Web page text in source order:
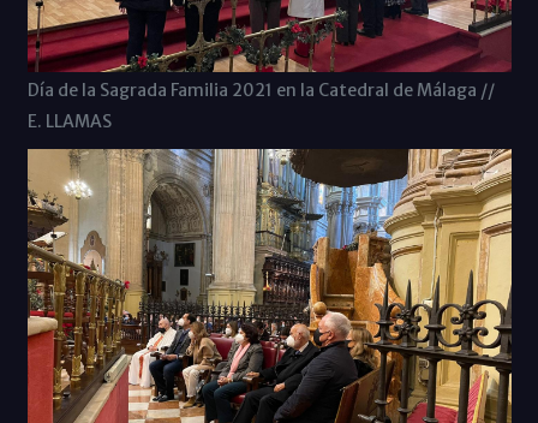
Día de la Sagrada Familia 2021 en la Catedral de Málaga //
E. LLAMAS